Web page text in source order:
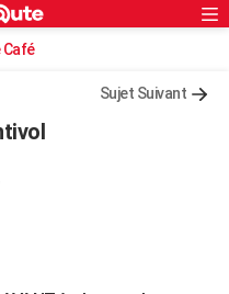
Café
Sujet Suivant